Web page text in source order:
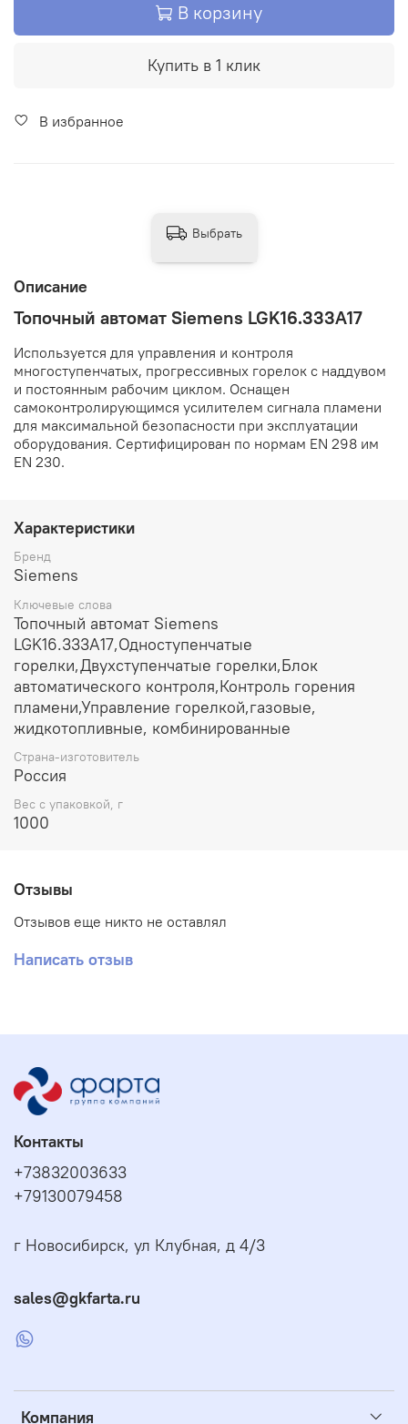
В корзину
Купить в 1 клик
В избранное
Описание
Топочный автомат Siemens LGK16.333A17
Используется для управления и контроля
многоступенчатых, прогрессивных горелок с наддувом
и постоянным рабочим циклом. Оснащен
самоконтролирующимся усилителем сигнала пламени
для максимальной безопасности при эксплуатации
оборудования. Сертифицирован по нормам EN 298 им
EN 230.
Характеристики
Бренд
Siemens
Ключевые слова
Топочный автомат Siemens
LGK16.333A17,Одноступенчатые
горелки,Двухступенчатые горелки,Блок
автоматического контроля,Контроль горения
пламени,Управление горелкой,газовые,
жидкотопливные, комбинированные
Страна-изготовитель
Россия
Вес с упаковкой, г
1000
Отзывы
Отзывов еще никто не оставлял
Написать отзыв
Выбрать
Компания
Контакты
+73832003633
+79130079458
г Новосибирск, ул Клубная, д 4/3
sales@gkfarta.ru